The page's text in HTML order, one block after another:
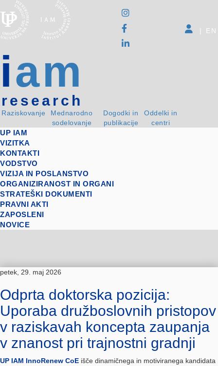
iam
research
Raziskovanje
Mednarodno
sodelovanje
Dogodki in
publikacije
Oddelki in
centri
| EN
UP IAM
VIZITKA
KONTAKTI
VODSTVO
VIZIJA IN POSLANSTVO
ORGANIZIRANOST IN ORGANI
STRATEŠKI DOKUMENTI
PRAVNI AKTI
ZAPOSLENI
NOVICE
petek, 29. maj 2026
Odprta doktorska pozicija:
Uporaba družboslovnih pristopov
v raziskavah koncepta zaupanja
v znanost pri trajnostni gradnji
UP IAM InnoRenew CoE išče dinamičnega in motiviranega kandidata